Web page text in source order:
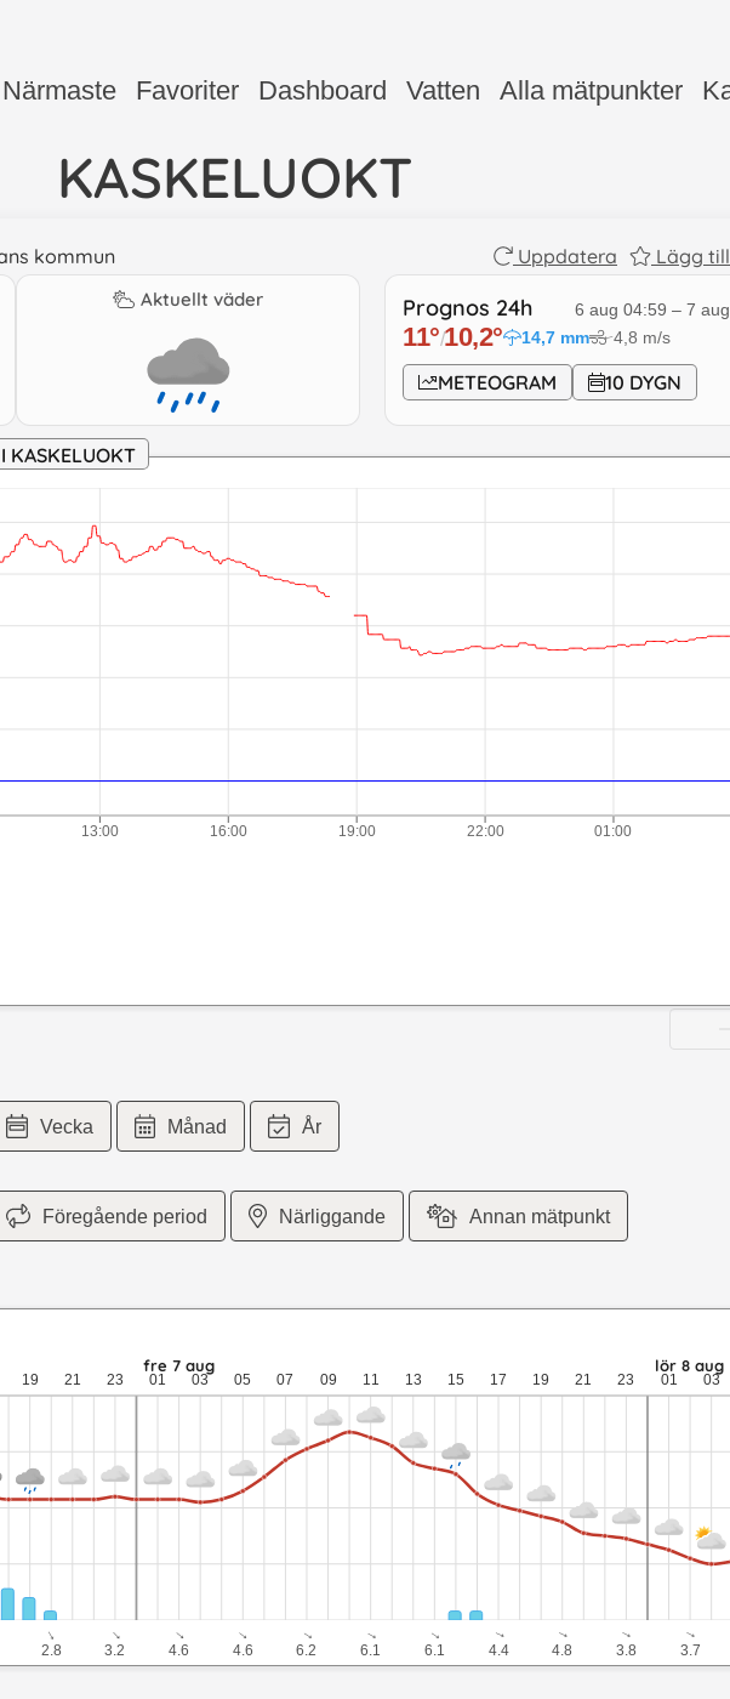
Närmaste Favoriter Dashboard Vatten Alla mätpunkter
KASKELUOKT
kommun Uppdatera Lägg
Aktuellt väder Prognos 24h 6 aug 04:59 – 7
11°/10,2° 14,7 mm ↓4,8 m/s
METEOGRAM 10 DYGN
KASKELUOKT
13:00 16:00 19:00 22:00 01:00
Vecka Månad År
Föregående period Närliggande Annan mätpunkt
upp till 3,3 meter per sekund vind. fre 7 aug: 12,7 till 8,9 grader: 0,4
fre 7 aug lör 8 aug
19 21 23 01 03 05 07 09 11 13 15 17 19 21 23 01 03
↓
2.8
↓
3.2
↓
4.6
↓
4.6
↓
6.2
↓
6.1
↓
6.1
↓
4.4
↓
4.8
↓
3.8
↓
3.7